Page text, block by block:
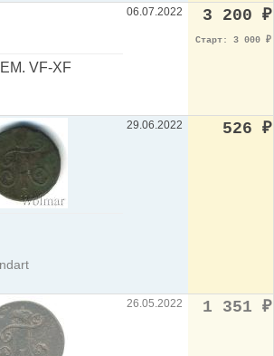
ЕМ. VF-XF
06.07.2022 3 200 ₽
Старт: 3 000 ₽
29.06.2022 526 ₽
26.05.2022 1 351 ₽